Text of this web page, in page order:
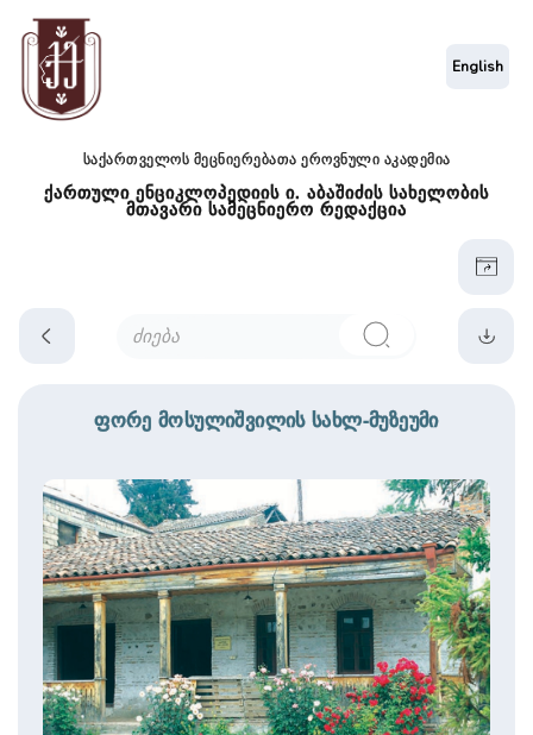
საქართველოს მეცნიერებათა ეროვნული აკადემია
ქართული ენციკლოპედიის ი. აბაშიძის სახელობის
მთავარი სამეცნიერო რედაქცია
English
ფორე მოსულიშვილის სახლ-მუზეუმი